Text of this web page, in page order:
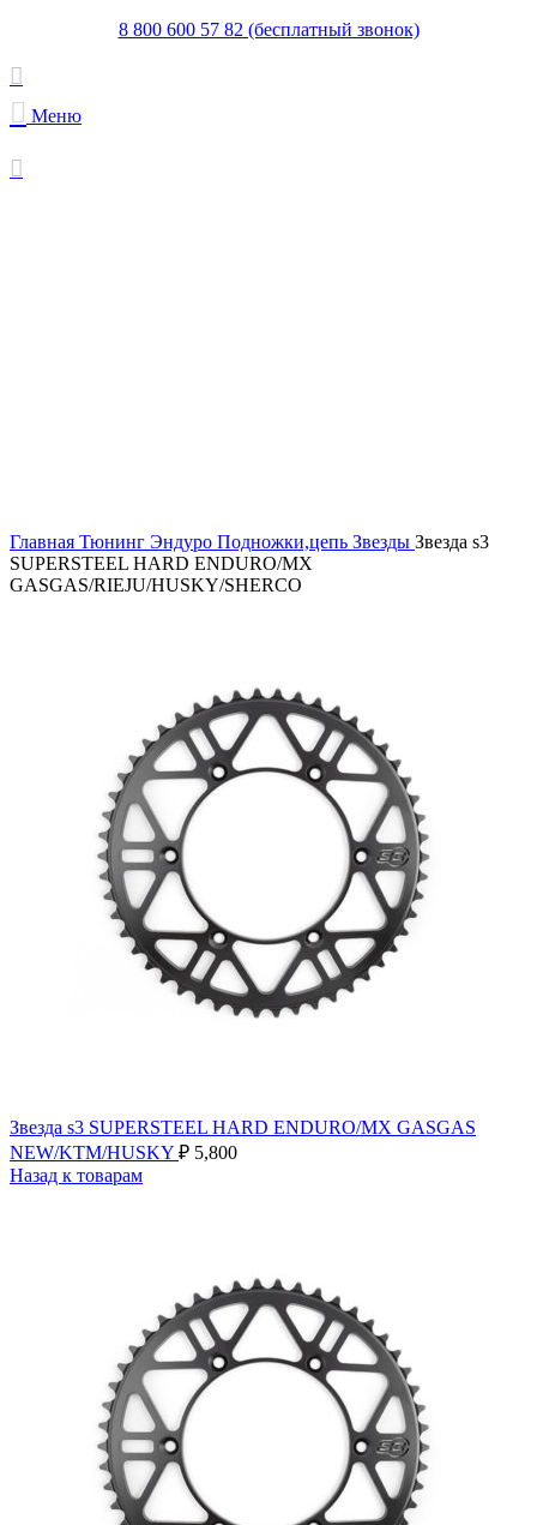
8 800 600 57 82 (бесплатный звонок)
Меню
Главная Тюнинг Эндуро Подножки,цепь Звезды Звезда s3
SUPERSTEEL HARD ENDURO/MX
GASGAS/RIEJU/HUSKY/SHERCO
Звезда s3 SUPERSTEEL HARD ENDURO/MX GASGAS
NEW/KTM/HUSKY ₽ 5,800
Назад к товарам